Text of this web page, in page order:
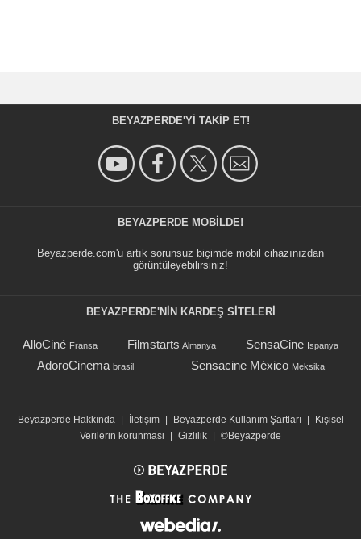
BEYAZPERDE'YI TAKIP ET!
BEYAZPERDE MOBILDE!
Beyazperde.com'u artık sorunsuz biçimde mobil cihazınızdan
görüntüleyebilirsiniz!
BEYAZPERDE'NIN KARDEŞ SİTELERİ
AlloCiné Fransa Filmstarts Almanya SensaCine İspanya
AdoroCinema brasil Sensacine México Meksika
Beyazperde Hakkında İletişim Beyazperde Kullanım Şartları
Kişisel
Verilerin korunmasi
Gizlilik ©Beyazperde